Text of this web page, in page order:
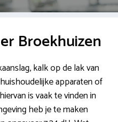
Broekhuizen
kalk op de lak van
apparaten of
is vaak te vinden in
heb je te maken